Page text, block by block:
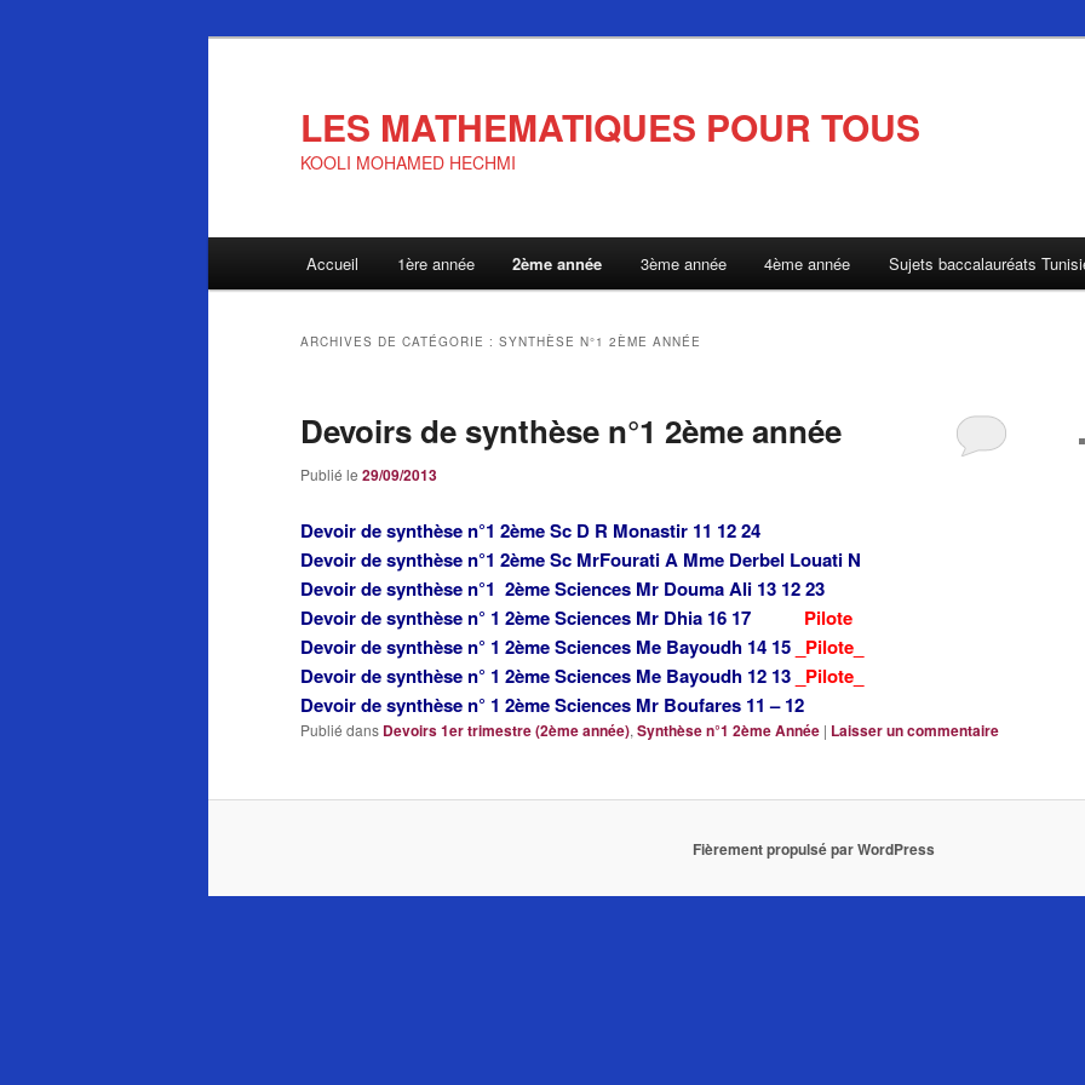
LES MATHEMATIQUES POUR TOUS
KOOLI MOHAMED HECHMI
Aller
principal
Aller
secondaire
Accueil 1ère année 2ème année 3ème année 4ème année Sujets baccalauréats
ARCHIVES DE CATÉGORIE : SYNTHÈSE N°1 2ÈME ANNÉE
Devoirs de synthèse n°1 2ème année
Publié le 29/09/2013
Devoir de synthèse n°1 2ème Sc D R Monastir 11 12 24
Devoir de synthèse n°1 2ème Sc MrFourati A Mme Derbel Louati N
Devoir de synthèse n°1 2ème Sciences Mr Douma Ali 13 12 23
Devoir de synthèse n° 1 2ème Sciences Mr Dhia 16 17 Pilote
Devoir de synthèse n° 1 2ème Sciences Me Bayoudh 14 15 _Pilote_
Devoir de synthèse n° 1 2ème Sciences Me Bayoudh 12 13 _Pilote_
Devoir de synthèse n° 1 2ème Sciences Mr Boufares 11 – 12
Publié dans Devoirs 1er trimestre (2ème année), Synthèse n°1 2ème Année | Laisser un commentaire
Fièrement propulsé par WordPress